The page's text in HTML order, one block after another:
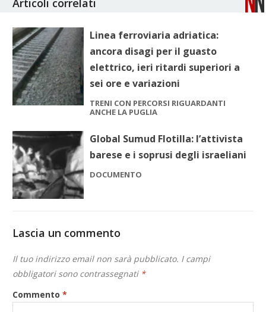
Linea ferroviaria adriatica:
ancora disagi per il guasto
elettrico, ieri ritardi superiori a
sei ore e variazioni
TRENI CON PERCORSI RIGUARDANTI
ANCHE LA PUGLIA
Global Sumud Flotilla: l’attivista
barese e i soprusi degli israeliani
DOCUMENTO
Lascia un commento
Il tuo indirizzo email non sarà pubblicato. I campi
obbligatori sono contrassegnati *
Commento*